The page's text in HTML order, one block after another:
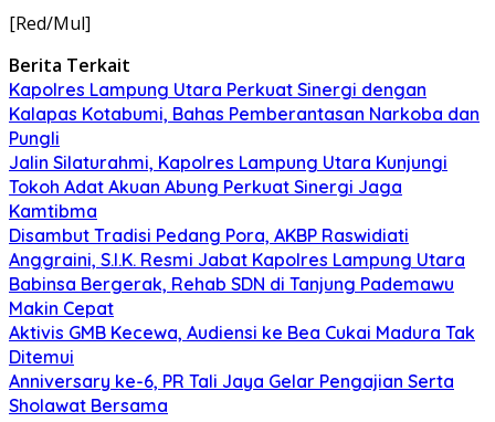
[Red/Mul]
Berita Terkait
Kapolres Lampung Utara Perkuat Sinergi dengan
Kalapas Kotabumi, Bahas Pemberantasan Narkoba dan
Pungli
Jalin Silaturahmi, Kapolres Lampung Utara Kunjungi
Tokoh Adat Akuan Abung Perkuat Sinergi Jaga
Kamtibma
Disambut Tradisi Pedang Pora, AKBP Raswidiati
Anggraini, S.I.K. Resmi Jabat Kapolres Lampung Utara
Babinsa Bergerak, Rehab SDN di Tanjung Pademawu
Makin Cepat
Aktivis GMB Kecewa, Audiensi ke Bea Cukai Madura Tak
Ditemui
Anniversary ke-6, PR Tali Jaya Gelar Pengajian Serta
Sholawat Bersama